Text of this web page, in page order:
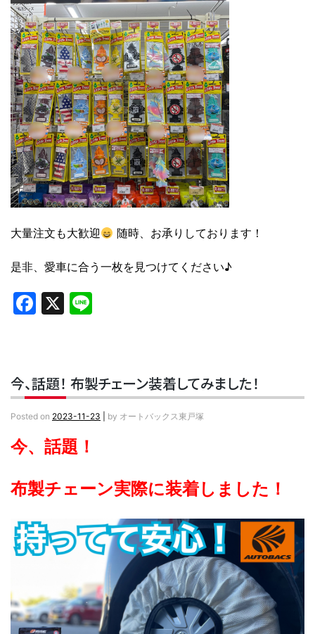
大量注文も大歓迎 随時、お承りしております！
是非、愛車に合う一枚を見つけてください♪
Facebook
X
今、話題！ 布製チェーン装着してみました！
Posted on 2023-11-23 by オートバックス東戸塚
今、話題！
布製チェーン実際に装着しました！